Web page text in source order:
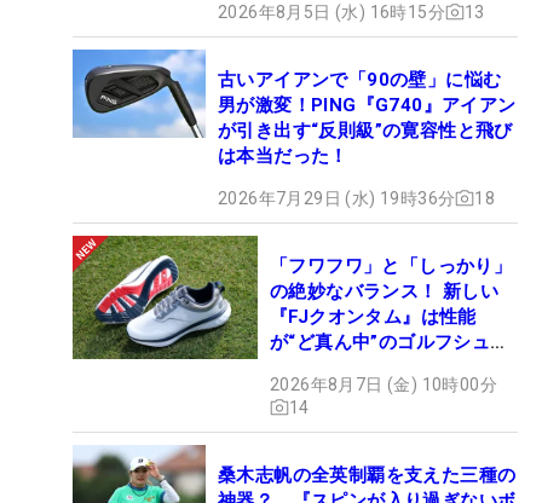
2026年8月5日 (水) 16時15分 13
古いアイアンで「90の壁」に悩む
男が激変！PING『G740』アイアン
が引き出す“反則級”の寛容性と飛び
は本当だった！
2026年7月29日 (水) 19時36分 18
「フワフワ」と「しっかり」
の絶妙なバランス！ 新しい
『FJクオンタム』は性能
が“ど真ん中”のゴルフシュー
2026年8月7日 (金) 10時00分
14
桑木志帆の全英制覇を支えた三種の